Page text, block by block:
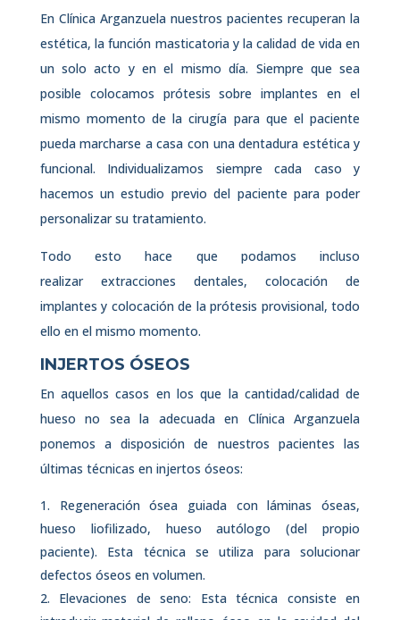
En Clínica Arganzuela nuestros pacientes recuperan la
estética, la función masticatoria y la calidad de vida en
un solo acto y en el mismo día. Siempre que sea
posible colocamos prótesis sobre implantes en el
mismo momento de la cirugía para que el paciente
pueda marcharse a casa con una dentadura estética y
funcional. Individualizamos siempre cada caso y
hacemos un estudio previo del paciente para poder
personalizar su tratamiento.
Todo esto hace que podamos incluso
realizar extracciones dentales, colocación de
implantes y colocación de la prótesis provisional, todo
ello en el mismo momento.
INJERTOS ÓSEOS
En aquellos casos en los que la cantidad/calidad de
hueso no sea la adecuada en Clínica Arganzuela
ponemos a disposición de nuestros pacientes las
últimas técnicas en injertos óseos:
Regeneración ósea guiada con láminas óseas,
hueso liofilizado, hueso autólogo (del propio
paciente). Esta técnica se utiliza para solucionar
defectos óseos en volumen.
Elevaciones de seno: Esta técnica consiste en